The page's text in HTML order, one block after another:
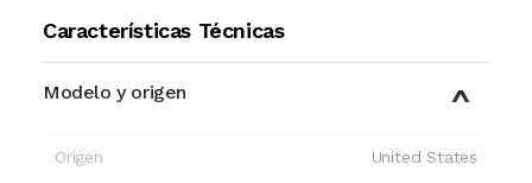
Características Técnicas
Modelo y origen
Origen United States